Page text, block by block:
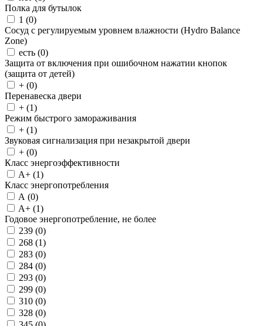
Полка для бутылок
1 (0)
Сосуд с регулируемым уровнем влажности (Hydro Balance
Zone)
есть (0)
Защита от включения при ошибочном нажатии кнопок
(защита от детей)
+ (0)
Перенавеска двери
+ (1)
Режим быстрого замораживания
+ (1)
Звуковая сигнализация при незакрытой двери
+ (0)
Класс энергоэффективности
A+ (1)
Класс энергопотребления
A (0)
A+ (1)
Годовое энергопотребление, не более
239 (0)
268 (1)
283 (0)
284 (0)
293 (0)
299 (0)
310 (0)
328 (0)